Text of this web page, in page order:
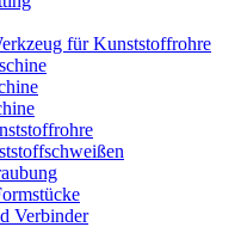
für Kunststoffrohre
Verbinder